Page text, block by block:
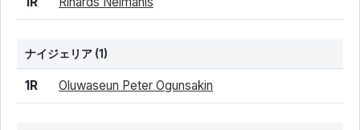
ナイジェリア (1)
結果 シード 選手名
1R Oluwaseun Peter Ogunsakin